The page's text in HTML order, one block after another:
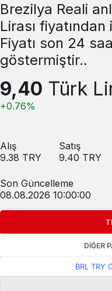
Brezilya Reali
Lirası
Fiyatı son 24
göstermiştir..
9,40 Türk
+0.76%
Alış
9.38 TRY
Satış
9.40 TRY
Son Güncelleme
08.08.2026 10:00:00
DIĞER
BRL TRY